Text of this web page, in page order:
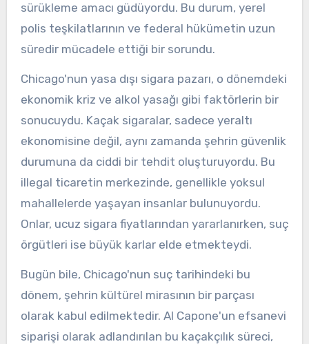
sürükleme amacı güdüyordu. Bu durum, yerel
polis teşkilatlarının ve federal hükümetin uzun
süredir mücadele ettiği bir sorundu.
Chicago'nun yasa dışı sigara pazarı, o dönemdeki
ekonomik kriz ve alkol yasağı gibi faktörlerin bir
sonucuydu. Kaçak sigaralar, sadece yeraltı
ekonomisine değil, aynı zamanda şehrin güvenlik
durumuna da ciddi bir tehdit oluşturuyordu. Bu
illegal ticaretin merkezinde, genellikle yoksul
mahallelerde yaşayan insanlar bulunuyordu.
Onlar, ucuz sigara fiyatlarından yararlanırken, suç
örgütleri ise büyük karlar elde etmekteydi.
Bugün bile, Chicago'nun suç tarihindeki bu
dönem, şehrin kültürel mirasının bir parçası
olarak kabul edilmektedir. Al Capone'un efsanevi
siparişi olarak adlandırılan bu kaçakçılık süreci,